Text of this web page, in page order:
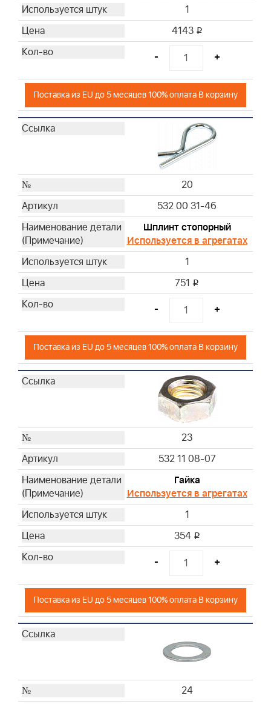
1
4143 i
- +
Поставка из EU до 5 месяцев 100% оплата В корзину
20
532 00 31-46
Шплинт стопорный
Используется в агрегатах
1
751 i
- +
Поставка из EU до 5 месяцев 100% оплата В корзину
23
532 11 08-07
Гайка
Используется в агрегатах
1
354 i
- +
Поставка из EU до 5 месяцев 100% оплата В корзину
24